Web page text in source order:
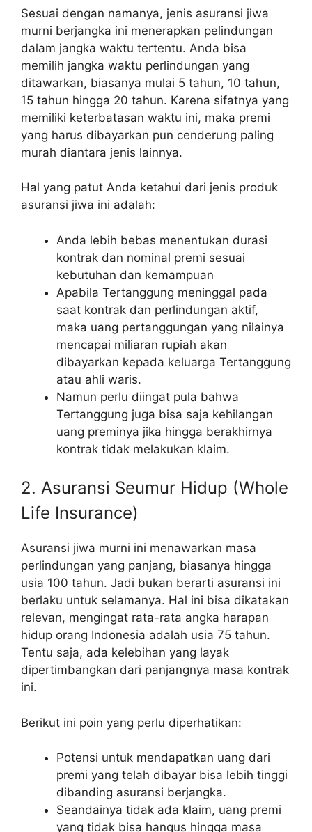
Sesuai dengan namanya, jenis asuransi jiwa
murni berjangka ini menerapkan pelindungan
dalam jangka waktu tertentu. Anda bisa
memilih jangka waktu perlindungan yang
ditawarkan, biasanya mulai 5 tahun, 10 tahun,
15 tahun hingga 20 tahun. Karena sifatnya yang
memiliki keterbatasan waktu ini, maka premi
yang harus dibayarkan pun cenderung paling
murah diantara jenis lainnya.
Hal yang patut Anda ketahui dari jenis produk
asuransi jiwa ini adalah:
Anda lebih bebas menentukan durasi
kontrak dan nominal premi sesuai
kebutuhan dan kemampuan
Apabila Tertanggung meninggal pada
saat kontrak dan perlindungan aktif,
maka uang pertanggungan yang nilainya
mencapai miliaran rupiah akan
dibayarkan kepada keluarga Tertanggung
atau ahli waris.
Namun perlu diingat pula bahwa
Tertanggung juga bisa saja kehilangan
uang preminya jika hingga berakhirnya
kontrak tidak melakukan klaim.
2. Asuransi Seumur Hidup (Whole
Life Insurance)
Asuransi jiwa murni ini menawarkan masa
perlindungan yang panjang, biasanya hingga
usia 100 tahun. Jadi bukan berarti asuransi ini
berlaku untuk selamanya. Hal ini bisa dikatakan
relevan, mengingat rata-rata angka harapan
hidup orang Indonesia adalah usia 75 tahun.
Tentu saja, ada kelebihan yang layak
dipertimbangkan dari panjangnya masa kontrak
ini.
Berikut ini poin yang perlu diperhatikan:
Potensi untuk mendapatkan uang dari
premi yang telah dibayar bisa lebih tinggi
dibanding asuransi berjangka.
Seandainya tidak ada klaim, uang premi
yang tidak bisa hangus hingga masa